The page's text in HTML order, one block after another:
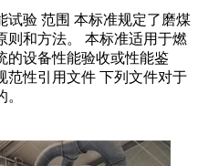
试验 范围 本标准规定了磨煤
则和方法。 本标准适用于燃
的设备性能验收或性能鉴
范性引用文件 下列文件对于